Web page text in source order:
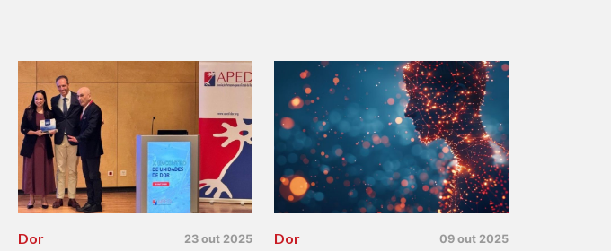
Dor 23 out 2025 Dor 09 out 2025